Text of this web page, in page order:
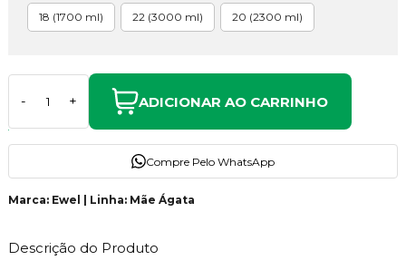
18 (1700 ml) 22 (3000 ml) 20 (2300 ml)
- + ADICIONAR AO CARRINHO
Compre Pelo WhatsApp
Marca: Ewel | Linha: Mãe Ágata
Descrição do Produto